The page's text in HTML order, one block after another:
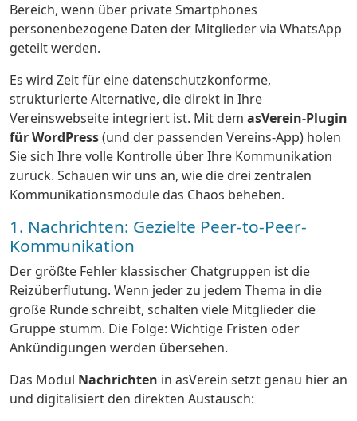
Bereich, wenn über private Smartphones
personenbezogene Daten der Mitglieder via WhatsApp
geteilt werden.
Es wird Zeit für eine datenschutzkonforme,
strukturierte Alternative, die direkt in Ihre
Vereinswebseite integriert ist. Mit dem asVerein-Plugin
für WordPress(und der passenden Vereins-App) holen
Sie sich Ihre volle Kontrolle über Ihre Kommunikation
zurück. Schauen wir uns an, wie die drei zentralen
Kommunikationsmodule das Chaos beheben.
1. Nachrichten: Gezielte Peer-to-Peer-
Kommunikation
Der größte Fehler klassischer Chatgruppen ist die
Reizüberflutung. Wenn jeder zu jedem Thema in die
große Runde schreibt, schalten viele Mitglieder die
Gruppe stumm. Die Folge: Wichtige Fristen oder
Ankündigungen werden übersehen.
Das Modul Nachrichten in asVerein setzt genau hier an
und digitalisiert den direkten Austausch: